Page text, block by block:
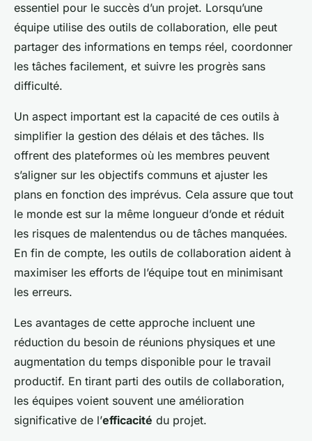
essentiel pour le succès d’un projet. Lorsqu’une
équipe utilise des outils de collaboration, elle peut
partager des informations en temps réel, coordonner
les tâches facilement, et suivre les progrès sans
difficulté.
Un aspect important est la capacité de ces outils à
simplifier la gestion des délais et des tâches. Ils
offrent des plateformes où les membres peuvent
s’aligner sur les objectifs communs et ajuster les
plans en fonction des imprévus. Cela assure que tout
le monde est sur la même longueur d’onde et réduit
les risques de malentendus ou de tâches manquées.
En fin de compte, les outils de collaboration aident à
maximiser les efforts de l’équipe tout en minimisant
les erreurs.
Les avantages de cette approche incluent une
réduction du besoin de réunions physiques et une
augmentation du temps disponible pour le travail
productif. En tirant parti des outils de collaboration,
les équipes voient souvent une amélioration
significative de l’efficacité du projet.